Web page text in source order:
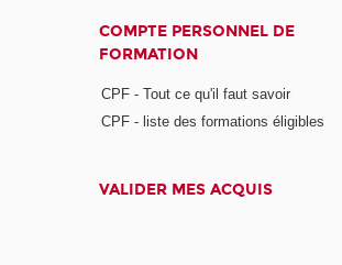
COMPTE PERSONNEL DE
FORMATION
CPF - Tout ce qu'il faut savoir
CPF - liste des formations éligibles
VALIDER MES ACQUIS